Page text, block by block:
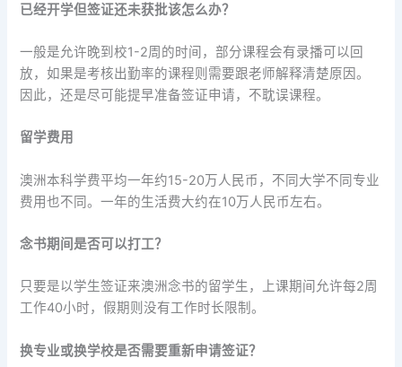
已经开学但签证还未获批该怎么办？
一般是允许晚到校1-2周的时间，部分课程会有录播可以回
放，如果是考核出勤率的课程则需要跟老师解释清楚原因。
因此，还是尽可能提早准备签证申请，不耽误课程。
留学费用
澳洲本科学费平均一年约15-20万人民币，不同大学不同专业
费用也不同。一年的生活费大约在10万人民币左右。
念书期间是否可以打工？
只要是以学生签证来澳洲念书的留学生，上课期间允许每2周
工作40小时，假期则没有工作时长限制。
换专业或换学校是否需要重新申请签证？